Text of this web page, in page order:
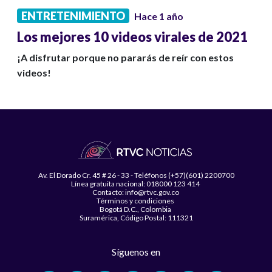
ENTRETENIMIENTO Hace 1 año
Los mejores 10 videos virales de 2021
¡A disfrutar porque no pararás de reír con estos
videos!
Av. El Dorado Cr. 45 # 26 - 33 - Teléfonos (+57)(601) 2200700
Línea gratuita nacional: 018000 123 414
Contacto: info@rtvc.gov.co
Términos y condiciones
Bogotá D.C., Colombia
Suramérica, Código Postal: 111321
Síguenos en